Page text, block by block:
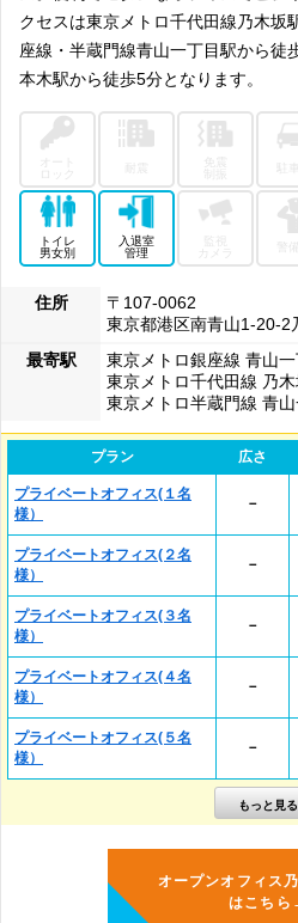
クセスは東京メトロ千代田線乃木坂
座線・半蔵門線青山一丁目駅から徒
本木駅から徒歩5分となります。
トイレ
男女別
入退室
管理
カメラ
警
住所
〒107-0062
東京都港区南青山1-20-2
最寄駅
東京メトロ銀座線 青山
東京メトロ千代田線 乃
東京メトロ半蔵門線 青
プラン 広さ
プライベートオフィス(１名
様）
－
プライベートオフィス(２名
様）
－
プライベートオフィス(３名
様）
－
プライベートオフィス(４名
様）
－
プライベートオフィス(５名
様）
－
オープンオフィス
はこちら